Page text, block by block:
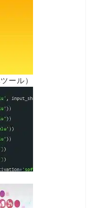
ール）